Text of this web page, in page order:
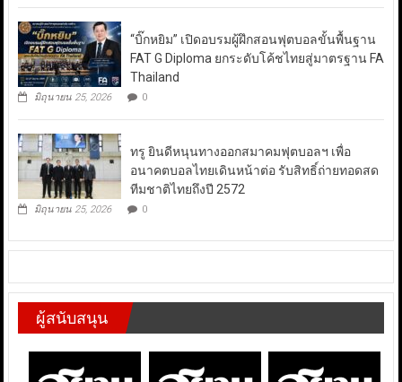
“บิ๊กหยิม” เปิดอบรมผู้ฝึกสอนฟุตบอลขั้นพื้นฐาน
FAT G Diploma ยกระดับโค้ชไทยสู่มาตรฐาน FA
Thailand
มิถุนายน 25, 2026 0
ทรู ยินดีหนุนทางออกสมาคมฟุตบอลฯ เพื่อ
อนาคตบอลไทยเดินหน้าต่อ รับสิทธิ์ถ่ายทอดสด
ทีมชาติไทยถึงปี 2572
มิถุนายน 25, 2026 0
ผู้สนับสนุน